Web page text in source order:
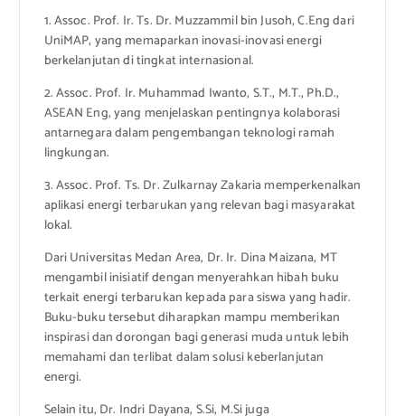
1. Assoc. Prof. Ir. Ts. Dr. Muzzammil bin Jusoh, C.Eng dari
UniMAP, yang memaparkan inovasi-inovasi energi
berkelanjutan di tingkat internasional.
2. Assoc. Prof. Ir. Muhammad Iwanto, S.T., M.T., Ph.D.,
ASEAN Eng, yang menjelaskan pentingnya kolaborasi
antarnegara dalam pengembangan teknologi ramah
lingkungan.
3. Assoc. Prof. Ts. Dr. Zulkarnay Zakaria memperkenalkan
aplikasi energi terbarukan yang relevan bagi masyarakat
lokal.
Dari Universitas Medan Area, Dr. Ir. Dina Maizana, MT
mengambil inisiatif dengan menyerahkan hibah buku
terkait energi terbarukan kepada para siswa yang hadir.
Buku-buku tersebut diharapkan mampu memberikan
inspirasi dan dorongan bagi generasi muda untuk lebih
memahami dan terlibat dalam solusi keberlanjutan
energi.
Selain itu, Dr. Indri Dayana, S.Si, M.Si juga